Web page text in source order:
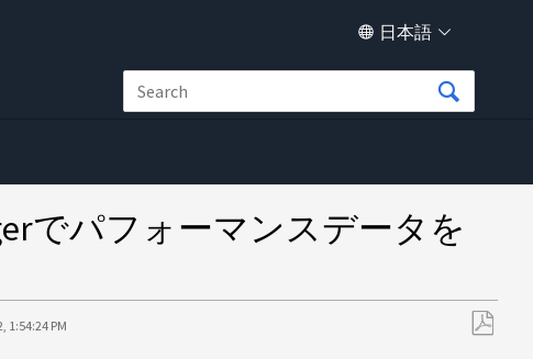
日本語
でパフォーマンスデータを
1:54:24 PM